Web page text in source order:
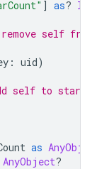
] as? Int
self from
: uid)
self to stars
as AnyObject
AnyObject?